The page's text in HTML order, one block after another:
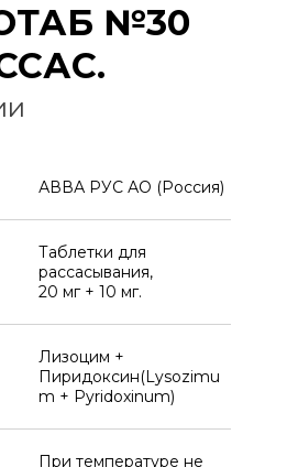
№30
АВВА РУС АО (Россия)
Таблетки для
рассасывания,
20 мг + 10 мг.
Лизоцим +
Пиридоксин(Lysozimu
m + Pyridoxinum)
При температуре не